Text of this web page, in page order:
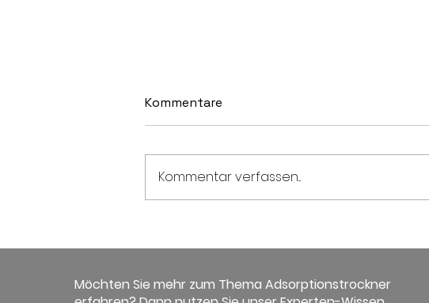
Schiffsbau.
Warentransport auf dem
Kommentare
Kommentar verfassen...
Möchten Sie mehr zum Thema Adsorptionstrockner